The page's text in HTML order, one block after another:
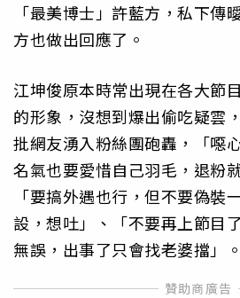
「最美博士」許藍方，私下傳
方也做出回應了。
江坤俊原本時常出現在各大節
的形象，沒想到爆出偷吃疑雲
批網友湧入粉絲團砲轟，「噁
名氣也要愛惜自己羽毛，退粉
「要搞外遇也行，但不要偽裝
設，想吐」、「不要再上節目
無誤，出事了只會找老婆擋」。